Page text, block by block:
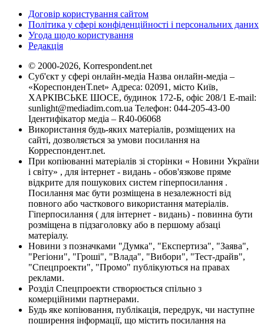
Договір користування сайтом
Політика у сфері конфіденційності і персональних даних
Угода щодо користування
Редакція
© 2000-2026, Korrespondent.net
Суб'єкт у сфері онлайн-медіа Назва онлайн-медіа –
«КореспонденТ.net» Адреса: 02091, місто Київ,
ХАРКІВСЬКЕ ШОСЕ, будинок 172-Б, офіс 208/1 E-mail:
sunlight@mediadim.com.ua Телефон: 044-205-43-00
Ідентифікатор медіа – R40-06068
Використання будь-яких матеріалів, розміщених на
сайті, дозволяється за умови посилання на
Корреспондент.net.
При копіюванні матеріалів зі сторінки « Новини України
і світу» , для інтернет - видань - обов'язкове пряме
відкрите для пошукових систем гіперпосилання .
Посилання має бути розміщена в незалежності від
повного або часткового використання матеріалів.
Гіперпосилання ( для інтернет - видань) - повинна бути
розміщена в підзаголовку або в першому абзаці
матеріалу.
Новини з позначками "Думка", "Експертиза", "Заява",
"Регіони", "Гроші", "Влада", "Вибори", "Тест-драйв",
"Спецпроекти", "Промо" публікуються на правах
реклами.
Розділ Спецпроекти створюється спільно з
комерційними партнерами.
Будь яке копіювання, публікація, передрук, чи наступне
поширення інформації, що містить посилання на